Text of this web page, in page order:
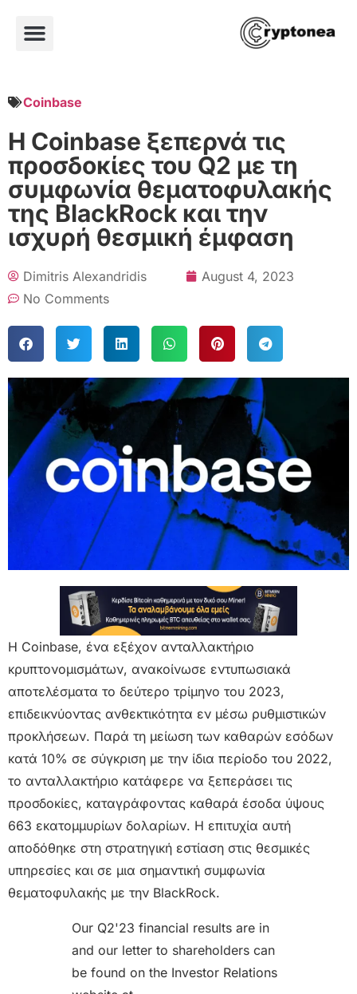
Coinbase
Η Coinbase ξεπερνά τις
προσδοκίες του Q2 με τη
συμφωνία θεματοφυλακής
της BlackRock και την
ισχυρή θεσμική έμφαση
Dimitris Alexandridis
August 4, 2023
No Comments
Η Coinbase, ένα εξέχον ανταλλακτήριο
κρυπτονομισμάτων, ανακοίνωσε εντυπωσιακά
αποτελέσματα το δεύτερο τρίμηνο του 2023,
επιδεικνύοντας ανθεκτικότητα εν μέσω ρυθμιστικών
προκλήσεων. Παρά τη μείωση των καθαρών εσόδων
κατά 10% σε σύγκριση με την ίδια περίοδο του 2022,
το ανταλλακτήριο κατάφερε να ξεπεράσει τις
προσδοκίες, καταγράφοντας καθαρά έσοδα ύψους
663 εκατομμυρίων δολαρίων. Η επιτυχία αυτή
αποδόθηκε στη στρατηγική εστίαση στις θεσμικές
υπηρεσίες και σε μια σημαντική συμφωνία
θεματοφυλακής με την BlackRock.
Our Q2'23 financial results are in
and our letter to shareholders can
be found on the Investor Relations